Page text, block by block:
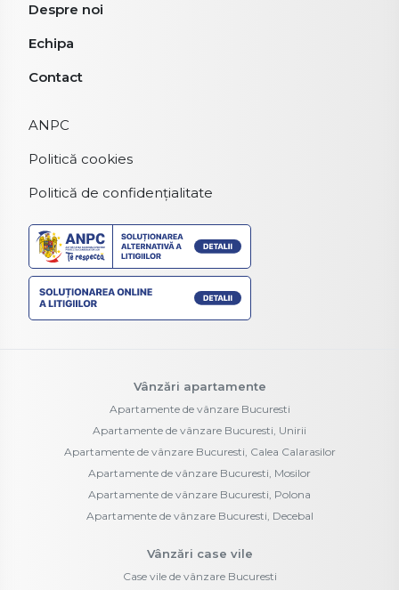
Despre noi
Echipa
Contact
ANPC
Politică cookies
Politică de confidențialitate
Vânzări apartamente
Apartamente de vânzare Bucuresti
Apartamente de vânzare Bucuresti, Unirii
Apartamente de vânzare Bucuresti, Calea Calarasilor
Apartamente de vânzare Bucuresti, Mosilor
Apartamente de vânzare Bucuresti, Polona
Apartamente de vânzare Bucuresti, Decebal
Vânzări case vile
Case vile de vânzare Bucuresti